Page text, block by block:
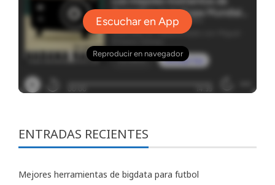
ENTRADAS RECIENTES
Mejores herramientas de bigdata para futbol